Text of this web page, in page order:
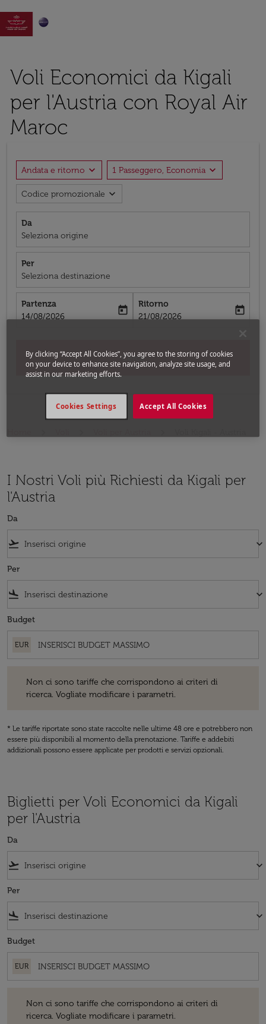

Voli Economici da Kigali
per l'Austria con Royal Air
Maroc
Andata e ritorno expand_more 1 Passeggero, Economia expand_more
Codice promozionale expand_more
Da
Seleziona origine
Per
Seleziona destinazione
Partenza
fc-booking-departure-date-aria-label
14/08/2026
today
Ritorno
fc-booking-return-date-aria-label
21/08/2026
today
Cerca
I Nostri Voli più Richiesti da Kigali per
l'Austria
Da
flight_takeoff keyboard_arrow_down
Per
flight_land keyboard_arrow_down
Budget
EUR
Non ci sono tariffe che corrispondono ai criteri di
ricerca. Vogliate modificare i parametri.
* Le tariffe riportate sono state raccolte nelle ultime 48 ore e potrebbero non
essere più disponibili al momento della prenotazione. Tariffe e addebiti
addizionali possono essere applicate per prodotti e servizi opzionali.
Biglietti per Voli Economici da Kigali
per l'Austria
Da
flight_takeoff keyboard_arrow_down
Per
flight_land keyboard_arrow_down
Budget
EUR
Non ci sono tariffe che corrispondono ai criteri di
ricerca. Vogliate modificare i parametri.
By clicking “Accept All Cookies”, you agree to the storing of cookies
on your device to enhance site navigation, analyze site usage, and
assist in our marketing efforts.
Accept All Cookies
Cookies Settings